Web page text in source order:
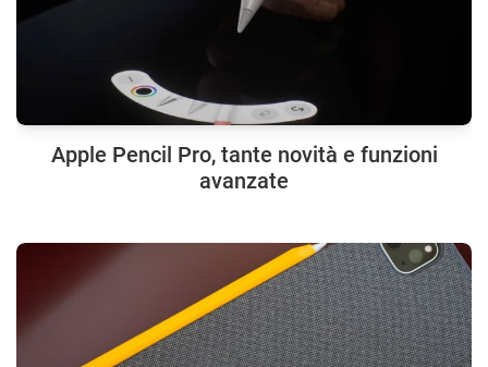
Apple Pencil Pro, tante novità e funzioni
avanzate